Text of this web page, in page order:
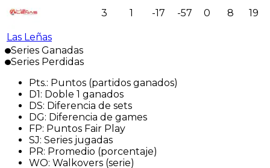
Las Leñas
3 1 -17 -57 0 8 19
Series Ganadas
Series Perdidas
Pts.: Puntos (partidos ganados)
D1 : Doble 1 ganados
DS: Diferencia de sets
DG: Diferencia de games
FP: Puntos Fair Play
SJ: Series jugadas
PR: Promedio (porcentaje)
WO: Walkovers (serie)